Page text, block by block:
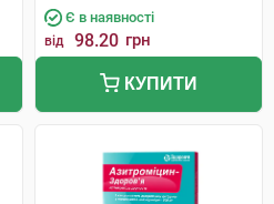
Є в наявності
від 98.20 грн
КУПИТИ